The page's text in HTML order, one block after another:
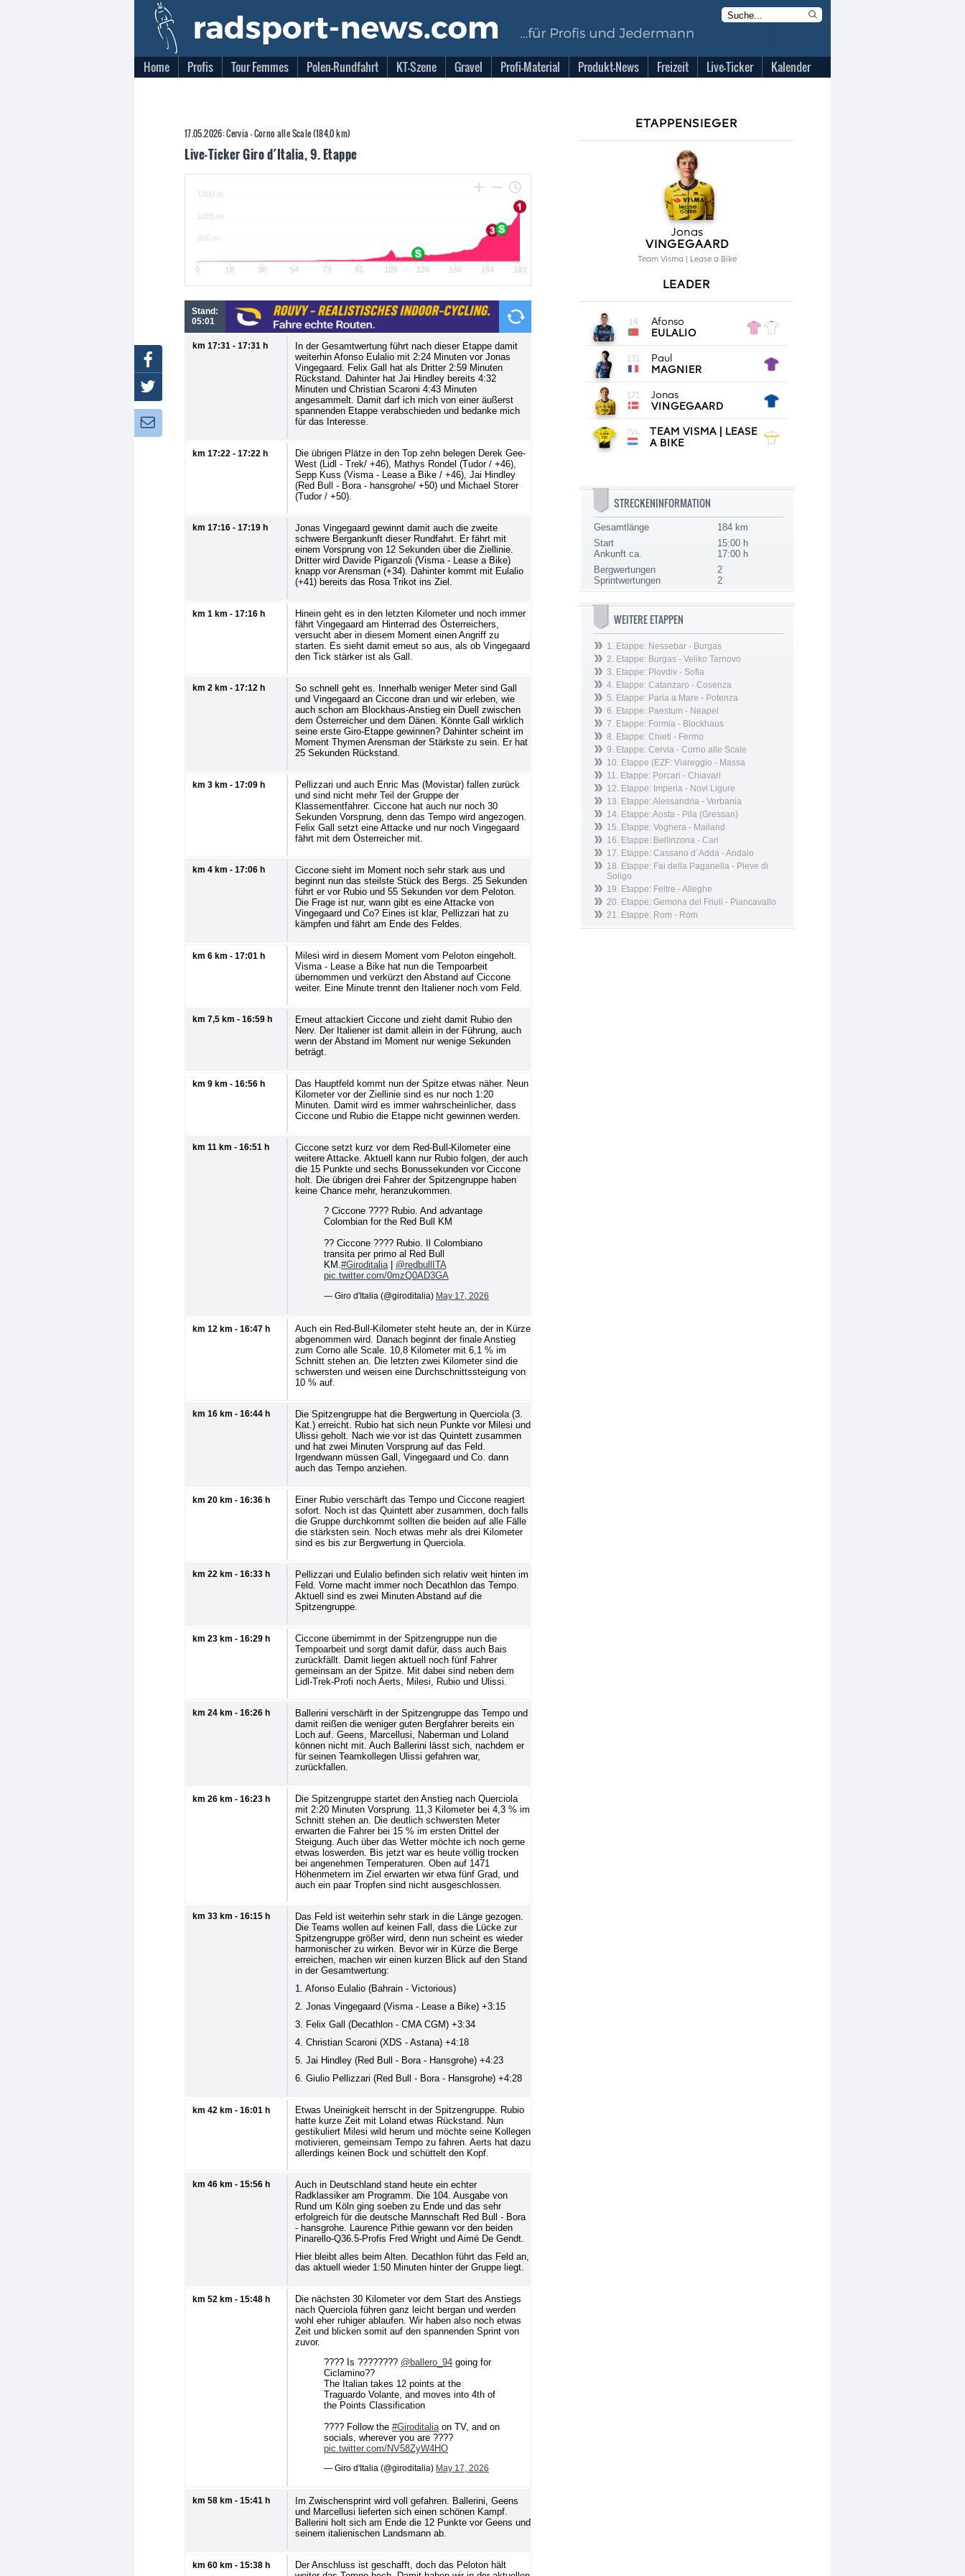
Home Profis Tour Femmes Polen-Rundfahrt KT-Szene Gravel Profi-Material Produkt-News Freizeit Live-Ticker Kalender
17.05.2026: Cervia - Corno alle Scale (184,0 km)
Live-Ticker Giro d´Italia, 9. Etappe
Stand:
05:01
km 17:31 - 17:31 h
In der Gesamtwertung führt nach dieser Etappe damit
weiterhin Afonso Eulalio mit 2:24 Minuten vor Jonas
Vingegaard. Felix Gall hat als Dritter 2:59 Minuten
Rückstand. Dahinter hat Jai Hindley bereits 4:32
Minuten und Christian Scaroni 4:43 Minuten
angesammelt. Damit darf ich mich von einer äußerst
spannenden Etappe verabschieden und bedanke mich
für das Interesse.
km 17:22 - 17:22 h
Die übrigen Plätze in den Top zehn belegen Derek Gee-
West (Lidl - Trek/ +46), Mathys Rondel (Tudor / +46),
Sepp Kuss (Visma - Lease a Bike / +46), Jai Hindley
(Red Bull - Bora - hansgrohe/ +50) und Michael Storer
(Tudor / +50).
km 17:16 - 17:19 h
Jonas Vingegaard gewinnt damit auch die zweite
schwere Bergankunft dieser Rundfahrt. Er fährt mit
einem Vorsprung von 12 Sekunden über die Ziellinie.
Dritter wird Davide Piganzoli (Visma - Lease a Bike)
knapp vor Arensman (+34). Dahinter kommt mit Eulalio
(+41) bereits das Rosa Trikot ins Ziel.
km 1 km - 17:16 h
Hinein geht es in den letzten Kilometer und noch immer
fährt Vingegaard am Hinterrad des Österreichers,
versucht aber in diesem Moment einen Angriff zu
starten. Es sieht damit erneut so aus, als ob Vingegaard
den Tick stärker ist als Gall.
km 2 km - 17:12 h
So schnell geht es. Innerhalb weniger Meter sind Gall
und Vingegaard an Ciccone dran und wir erleben, wie
auch schon am Blockhaus-Anstieg ein Duell zwischen
dem Österreicher und dem Dänen. Könnte Gall wirklich
seine erste Giro-Etappe gewinnen? Dahinter scheint im
Moment Thymen Arensman der Stärkste zu sein. Er hat
25 Sekunden Rückstand.
km 3 km - 17:09 h
Pellizzari und auch Enric Mas (Movistar) fallen zurück
und sind nicht mehr Teil der Gruppe der
Klassementfahrer. Ciccone hat auch nur noch 30
Sekunden Vorsprung, denn das Tempo wird angezogen.
Felix Gall setzt eine Attacke und nur noch Vingegaard
fährt mit dem Österreicher mit.
km 4 km - 17:06 h
Ciccone sieht im Moment noch sehr stark aus und
beginnt nun das steilste Stück des Bergs. 25 Sekunden
führt er vor Rubio und 55 Sekunden vor dem Peloton.
Die Frage ist nur, wann gibt es eine Attacke von
Vingegaard und Co? Eines ist klar, Pellizzari hat zu
kämpfen und fährt am Ende des Feldes.
km 6 km - 17:01 h
Milesi wird in diesem Moment vom Peloton eingeholt.
Visma - Lease a Bike hat nun die Tempoarbeit
übernommen und verkürzt den Abstand auf Ciccone
weiter. Eine Minute trennt den Italiener noch vom Feld.
km 7,5 km - 16:59 h
Erneut attackiert Ciccone und zieht damit Rubio den
Nerv. Der Italiener ist damit allein in der Führung, auch
wenn der Abstand im Moment nur wenige Sekunden
beträgt.
km 9 km - 16:56 h
Das Hauptfeld kommt nun der Spitze etwas näher. Neun
Kilometer vor der Ziellinie sind es nur noch 1:20
Minuten. Damit wird es immer wahrscheinlicher, dass
Ciccone und Rubio die Etappe nicht gewinnen werden.
km 11 km - 16:51 h
Ciccone setzt kurz vor dem Red-Bull-Kilometer eine
weitere Attacke. Aktuell kann nur Rubio folgen, der auch
die 15 Punkte und sechs Bonussekunden vor Ciccone
holt. Die übrigen drei Fahrer der Spitzengruppe haben
keine Chance mehr, heranzukommen.
? Ciccone ???? Rubio. And advantage
Colombian for the Red Bull KM
?? Ciccone ???? Rubio. Il Colombiano
transita per primo al Red Bull
KM.#Giroditalia| @redbullITA
pic.twitter.com/0mzQ0AD3GA
— Giro d'Italia (@giroditalia) May 17, 2026
km 12 km - 16:47 h
Auch ein Red-Bull-Kilometer steht heute an, der in Kürze
abgenommen wird. Danach beginnt der finale Anstieg
zum Corno alle Scale. 10,8 Kilometer mit 6,1 % im
Schnitt stehen an. Die letzten zwei Kilometer sind die
schwersten und weisen eine Durchschnittssteigung von
10 % auf.
km 16 km - 16:44 h
Die Spitzengruppe hat die Bergwertung in Querciola (3.
Kat.) erreicht. Rubio hat sich neun Punkte vor Milesi und
Ulissi geholt. Nach wie vor ist das Quintett zusammen
und hat zwei Minuten Vorsprung auf das Feld.
Irgendwann müssen Gall, Vingegaard und Co. dann
auch das Tempo anziehen.
km 20 km - 16:36 h
Einer Rubio verschärft das Tempo und Ciccone reagiert
sofort. Noch ist das Quintett aber zusammen, doch falls
die Gruppe durchkommt sollten die beiden auf alle Fälle
die stärksten sein. Noch etwas mehr als drei Kilometer
sind es bis zur Bergwertung in Querciola.
km 22 km - 16:33 h
Pellizzari und Eulalio befinden sich relativ weit hinten im
Feld. Vorne macht immer noch Decathlon das Tempo.
Aktuell sind es zwei Minuten Abstand auf die
Spitzengruppe.
km 23 km - 16:29 h
Ciccone übernimmt in der Spitzengruppe nun die
Tempoarbeit und sorgt damit dafür, dass auch Bais
zurückfällt. Damit liegen aktuell noch fünf Fahrer
gemeinsam an der Spitze. Mit dabei sind neben dem
Lidl-Trek-Profi noch Aerts, Milesi, Rubio und Ulissi.
km 24 km - 16:26 h
Ballerini verschärft in der Spitzengruppe das Tempo und
damit reißen die weniger guten Bergfahrer bereits ein
Loch auf. Geens, Marcellusi, Naberman und Loland
können nicht mit. Auch Ballerini lässt sich, nachdem er
für seinen Teamkollegen Ulissi gefahren war,
zurückfallen.
km 26 km - 16:23 h
Die Spitzengruppe startet den Anstieg nach Querciola
mit 2:20 Minuten Vorsprung. 11,3 Kilometer bei 4,3 % im
Schnitt stehen an. Die deutlich schwersten Meter
erwarten die Fahrer bei 15 % im ersten Drittel der
Steigung. Auch über das Wetter möchte ich noch gerne
etwas loswerden. Bis jetzt war es heute völlig trocken
bei angenehmen Temperaturen. Oben auf 1471
Höhenmetern im Ziel erwarten wir etwa fünf Grad, und
auch ein paar Tropfen sind nicht ausgeschlossen.
km 33 km - 16:15 h
Das Feld ist weiterhin sehr stark in die Länge gezogen.
Die Teams wollen auf keinen Fall, dass die Lücke zur
Spitzengruppe größer wird, denn nun scheint es wieder
harmonischer zu wirken. Bevor wir in Kürze die Berge
erreichen, machen wir einen kurzen Blick auf den Stand
in der Gesamtwertung:
1. Afonso Eulalio (Bahrain - Victorious)
2. Jonas Vingegaard (Visma - Lease a Bike) +3:15
3. Felix Gall (Decathlon - CMA CGM) +3:34
4. Christian Scaroni (XDS - Astana) +4:18
5. Jai Hindley (Red Bull - Bora - Hansgrohe) +4:23
6. Giulio Pellizzari (Red Bull - Bora - Hansgrohe) +4:28
km 42 km - 16:01 h
Etwas Uneinigkeit herrscht in der Spitzengruppe. Rubio
hatte kurze Zeit mit Loland etwas Rückstand. Nun
gestikuliert Milesi wild herum und möchte seine Kollegen
motivieren, gemeinsam Tempo zu fahren. Aerts hat dazu
allerdings keinen Bock und schüttelt den Kopf.
km 46 km - 15:56 h
Auch in Deutschland stand heute ein echter
Radklassiker am Programm. Die 104. Ausgabe von
Rund um Köln ging soeben zu Ende und das sehr
erfolgreich für die deutsche Mannschaft Red Bull - Bora
- hansgrohe. Laurence Pithie gewann vor den beiden
Pinarello-Q36.5-Profis Fred Wright und Aimé De Gendt.
Hier bleibt alles beim Alten. Decathlon führt das Feld an,
das aktuell wieder 1:50 Minuten hinter der Gruppe liegt.
km 52 km - 15:48 h
Die nächsten 30 Kilometer vor dem Start des Anstiegs
nach Querciola führen ganz leicht bergan und werden
wohl eher ruhiger ablaufen. Wir haben also noch etwas
Zeit und blicken somit auf den spannenden Sprint von
zuvor.
???? Is ???????? @ballero_94 going for
Ciclamino??
The Italian takes 12 points at the
Traguardo Volante, and moves into 4th of
the Points Classification
???? Follow the #Giroditalia on TV, and on
socials, wherever you are ????
pic.twitter.com/NV58ZyW4HO
— Giro d'Italia (@giroditalia) May 17, 2026
km 58 km - 15:41 h
Im Zwischensprint wird voll gefahren. Ballerini, Geens
und Marcellusi lieferten sich einen schönen Kampf.
Ballerini holt sich am Ende die 12 Punkte vor Geens und
seinem italienischen Landsmann ab.
km 60 km - 15:38 h
Der Anschluss ist geschafft, doch das Peloton hält
STRECKENINFORMATION
Gesamtlänge
184 km
Start
15:00 h
Ankunft ca.
17:00 h
Bergwertungen
2
Sprintwertungen
2
WEITERE ETAPPEN
1. Etappe: Nessebar - Burgas
2. Etappe: Burgas - Veliko Tarnovo
3. Etappe: Plovdiv - Sofia
4. Etappe: Catanzaro - Cosenza
5. Etappe: Paria a Mare - Potenza
6. Etappe: Paestum - Neapel
7. Etappe: Formia - Blockhaus
8. Etappe: Chieti - Fermo
9. Etappe: Cervia - Corno alle Scale
10. Etappe (EZF: Viareggio - Massa
11. Etappe: Porcari - Chiavari
12. Etappe: Imperia - Novi Ligure
13. Etappe: Alessandria - Verbania
14. Etappe: Aosta - Pila (Gressan)
15. Etappe: Voghera - Mailand
16. Etappe: Bellinzona - Cari
17. Etappe: Cassano d´Adda - Andalo
18. Etappe: Fai della Paganella - Pieve di
Soligo
19. Etappe: Feltre - Alleghe
20. Etappe: Gemona del Friuli - Piancavallo
21. Etappe: Rom - Rom